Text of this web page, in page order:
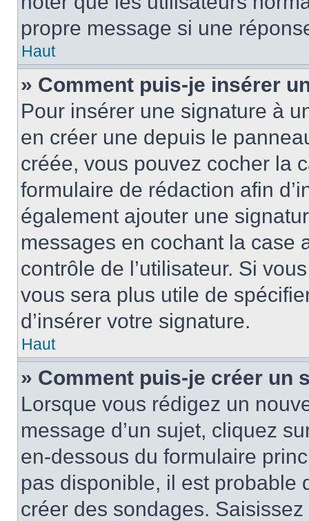
propre message si une
Haut
» Comment puis-je insérer
Pour insérer une signature à
en créer une depuis le
créée, vous pouvez cocher la
formulaire de rédaction afin
également ajouter une
messages en cochant la case
contrôle de l’utilisateur. Si
vous sera plus utile de
d’insérer votre signature.
Haut
» Comment puis-je créer un
Lorsque vous rédigez un
message d’un sujet, cliquez
en-dessous du formulaire
pas disponible, il est probable
créer des sondages.